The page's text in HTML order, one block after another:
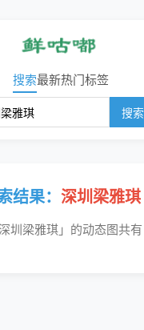
搜索最新热门标签
搜索
结果： 深圳梁雅琪
圳梁雅琪」的动态图共有